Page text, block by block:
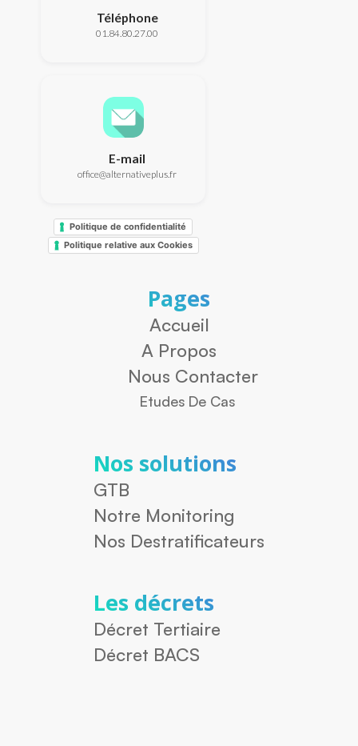
Téléphone
01.84.80.27.00
E-mail
office@alternativeplus.fr
Politique de confidentialité
Politique relative aux Cookies
Pages
Accueil
A Propos
Nous Contacter
Etudes De Cas
Nos solutions
GTB
Notre Monitoring
Nos Destratificateurs
Les décrets
Décret Tertiaire
Décret BACS